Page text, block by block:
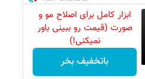
ابزار کامل برای اصلاح مو و
صورت (قیمت رو ببینی باور
نمیکنی!)
باتخفیف بخر